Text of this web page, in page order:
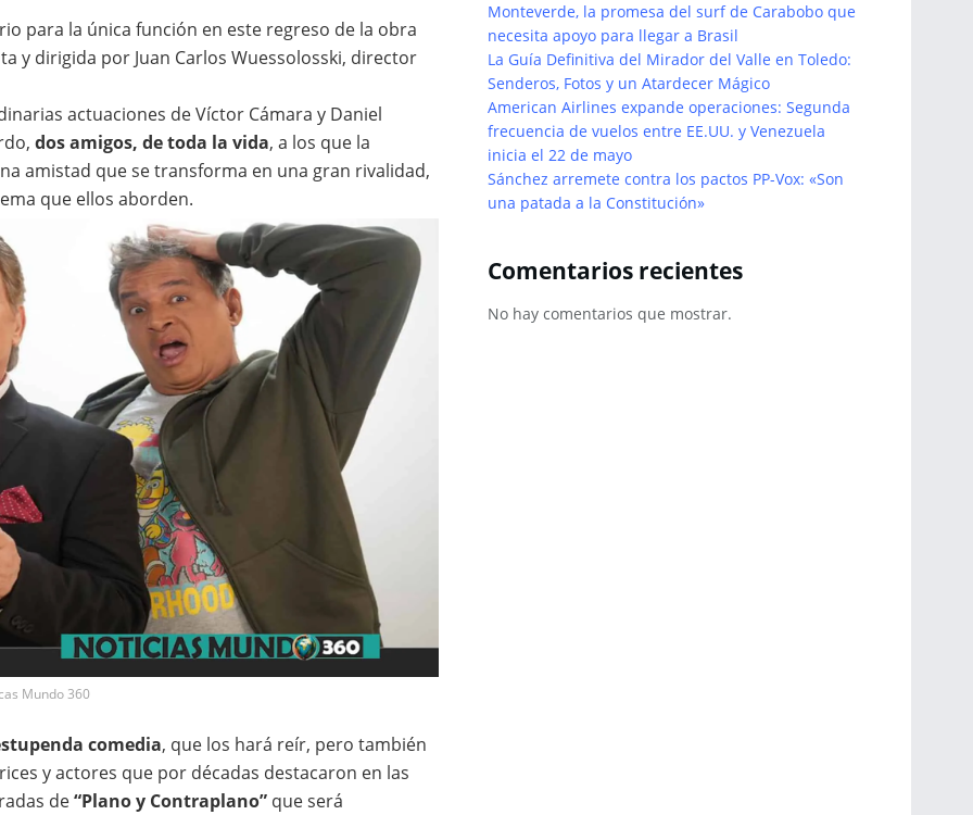
para la única función en este regreso de la obra
y dirigida por Juan Carlos Wuessolosski, director
actuaciones de Víctor Cámara y Daniel
dos amigos, de toda la vida, a los que la
amistad que se transforma en una gran rivalidad,
que ellos aborden.
Mundo 360
comedia, que los hará reír, pero también
y actores que por décadas destacaron en las
de“Plano y Contraplano” que será
Monteverde, la promesa del surf de Carabobo que
necesita apoyo para llegar a Brasil
La Guía Definitiva del Mirador del Valle en Toledo:
Senderos, Fotos y un Atardecer Mágico
American Airlines expande operaciones: Segunda
frecuencia de vuelos entre EE.UU. y Venezuela
inicia el 22 de mayo
Sánchez arremete contra los pactos PP-Vox: «Son
una patada a la Constitución»
Comentarios recientes
No hay comentarios que mostrar.